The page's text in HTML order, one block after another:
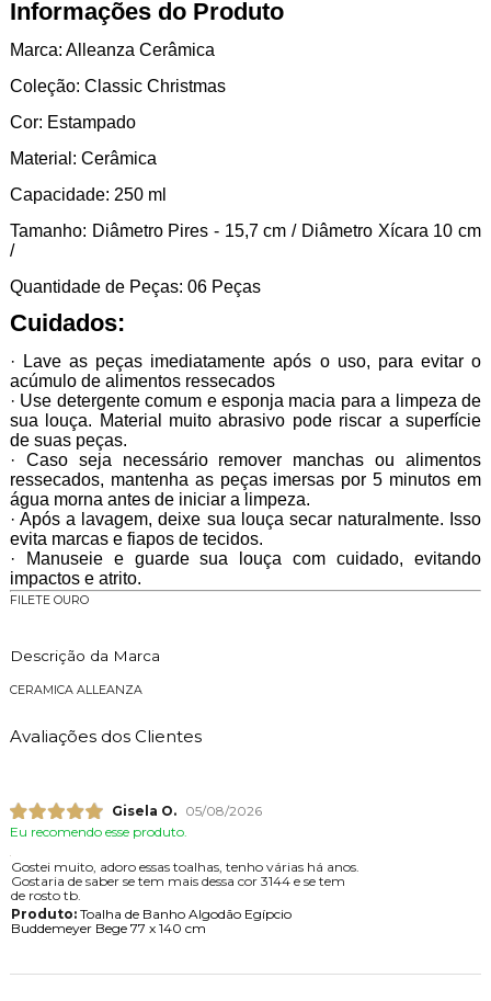
Informações do Produto
Marca: Alleanza Cerâmica
Coleção: Classic Christmas
Cor: Estampado
Material: Cerâmica
Capacidade: 250 ml
Tamanho: Diâmetro Pires - 15,7 cm / Diâmetro Xícara 10 cm
/
Quantidade de Peças: 06 Peças
Cuidados:
· Lave as peças imediatamente após o uso, para evitar o
acúmulo de alimentos ressecados
· Use detergente comum e esponja macia para a limpeza de
sua louça. Material muito abrasivo pode riscar a superfície
de suas peças.
· Caso seja necessário remover manchas ou alimentos
ressecados, mantenha as peças imersas por 5 minutos em
água morna antes de iniciar a limpeza.
· Após a lavagem, deixe sua louça secar naturalmente. Isso
evita marcas e fiapos de tecidos.
· Manuseie e guarde sua louça com cuidado, evitando
impactos e atrito.
FILETE OURO
Descrição da Marca
CERAMICA ALLEANZA
Avaliações dos Clientes
Gisela O.
05/08/2026
Eu recomendo esse produto.
Gostei muito, adoro essas toalhas, tenho várias há anos.
Gostaria de saber se tem mais dessa cor 3144 e se tem
de rosto tb.
Produto:Toalha de Banho Algodão Egípcio
Buddemeyer Bege 77 x 140 cm